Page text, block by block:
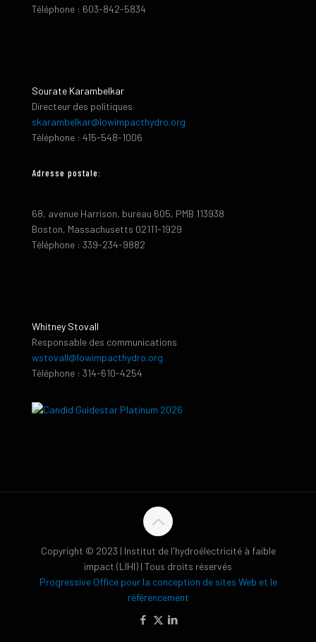
Téléphone : 603-842-5834
Sourate Karambelkar
Directeur des politiques
skarambelkar@lowimpacthydro.org
Téléphone : 415-548-1006
Adresse postale:
68, avenue Harrison, bureau 605, PMB 113938
Boston, Massachusetts 02111-1929
Téléphone : 339-234-9882
Whitney Stovall
Responsable des communications
wstovall@lowimpacthydro.org
Téléphone : 314-610-4254
Copyright © 2023 | Institut de l'hydroélectricité à faible
impact (LIHI) | Tous droits réservés
Progressive Office pour la conception de sites Web et le
référencement